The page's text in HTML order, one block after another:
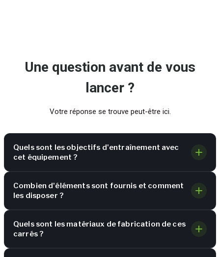
Une question avant de vous
lancer ?
Votre réponse se trouve peut-être ici.
Quels sont les objectifs d'entraînement avec
cet équipement ?
Combien d'éléments sont fournis et comment
les disposer ?
Quels sont les matériaux de fabrication de ces
carrés ?